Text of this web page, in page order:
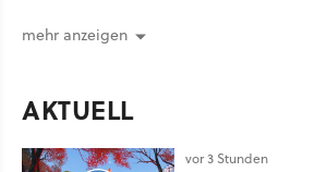
mehr anzeigen
AKTUELL
vor 3 Stunden